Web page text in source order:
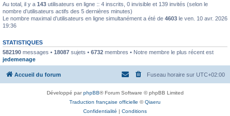
Au total, il y a 143 utilisateurs en ligne :: 4 inscrits, 0 invisible et 139 invités (selon le
nombre d’utilisateurs actifs des 5 dernières minutes)
Le nombre maximal d’utilisateurs en ligne simultanément a été de 4603 le ven. 10 avr. 2026
19:36
STATISTIQUES
582190 messages • 18087 sujets • 6732 membres • Notre membre le plus récent est
jedemenage
Accueil du forum Fuseau horaire sur UTC+02:00
Développé parphpBB® Forum Software © phpBB Limited
Traduction française officielle ©Qiaeru
Confidentialité | Conditions